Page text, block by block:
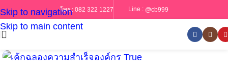
Skip to navigation
Skip to main content
โทร : 082 322 1227 Line : @cb999